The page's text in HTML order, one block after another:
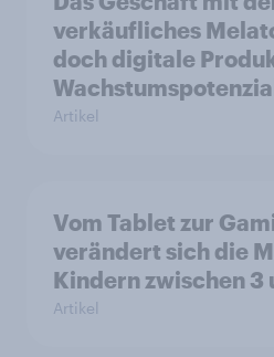
verkäufliches
doch digitale
Artikel
Vom Tablet zur
verändert sich die
Kindern zwischen 3
Artikel